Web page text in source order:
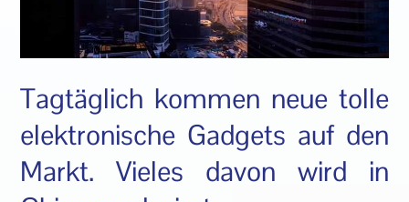
Tagtäglich kommen neue tolle
elektronische Gadgets auf den
Markt. Vieles davon wird in